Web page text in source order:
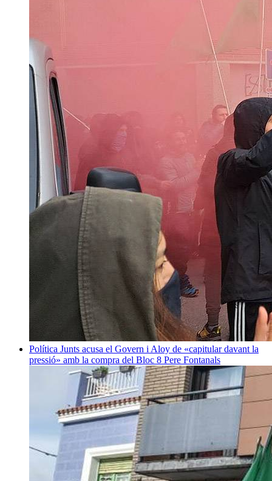
Política Junts acusa el Govern i Aloy de «capitular davant la
pressió» amb la compra del Bloc 8 Pere Fontanals